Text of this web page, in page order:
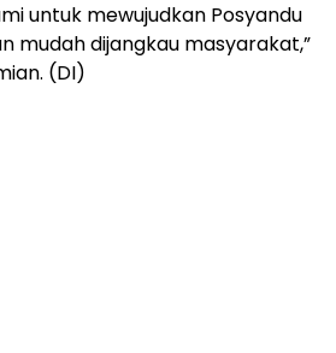
untuk mewujudkan Posyandu
mudah dijangkau masyarakat,”
(DI)